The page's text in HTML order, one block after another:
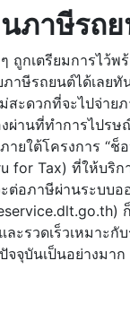
ภาษีรถ
ถูกเตรียมการไว้พ
ภาษีรถยนต์ได้เลย
สะดวกที่จะไปจ่าย
งผ่านที่ทำการไปร
ายใต้โครงการ “ช็
for Tax) ที่ให้บริก
ต่อภาษีผ่านระบบอ
ะรวดเร็วเหมาะกั
จุบันเป็นอย่างมาก